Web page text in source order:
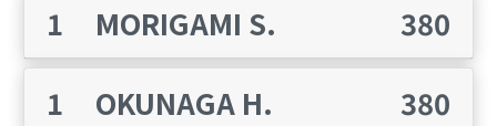
1 MORIGAMI S.
380
1
OKUNAGA H.
380